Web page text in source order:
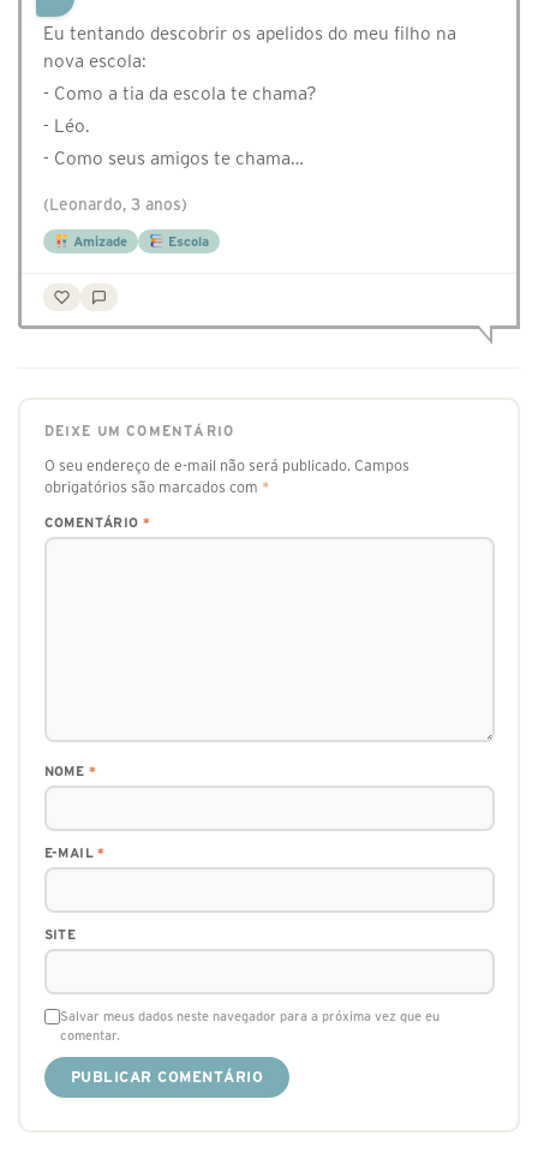
Eu tentando descobrir os apelidos do meu filho na
nova escola:
- Como a tia da escola te chama?
- Léo.
- Como seus amigos te chama…
(Leonardo, 3 anos)
Amizade Escola
DEIXE UM COMENTÁRIO
O seu endereço de e-mail não será publicado. Campos
obrigatórios são marcados com *
COMENTÁRIO *
NOME *
E-MAIL*
SITE
Salvar meus dados neste navegador para a próxima vez que eu
comentar.